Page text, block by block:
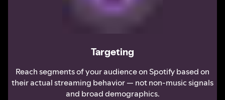
Targeting
Reach segments of your audience on Spotify based on
their actual streaming behavior — not non-music signals
and broad demographics.